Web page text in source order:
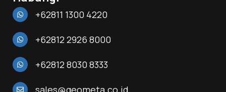
+62811 1300 4220
+62812 2926 8000
+62812 8030 8333
sales@geometa.co.id